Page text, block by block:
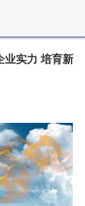
业实力 培育新